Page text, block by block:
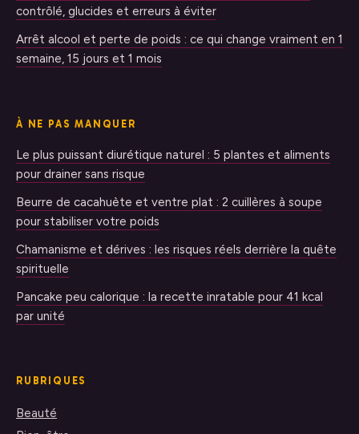
contrôlé, glucides et erreurs à éviter
Arrêt alcool et perte de poids : ce qui change vraiment en 1
semaine, 15 jours et 1 mois
À NE PAS MANQUER
Le plus puissant diurétique naturel : 5 plantes et aliments
pour drainer sans risque
Beurre de cacahuète et ventre plat : 2 cuillères à soupe
pour stabiliser votre poids
Chamanisme et dérives : les risques réels derrière la quête
spirituelle
Pancake peu calorique : la recette inratable pour 41 kcal
par unité
RUBRIQUES
Beauté